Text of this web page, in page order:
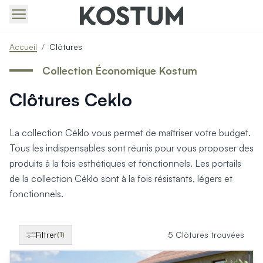
Produits > Portails > Portails contemporains
Produits > Portails > Portails traditionnels
Produits > Portails > Portails architectes
Produits > Portails > Portails avec décors
Produits > Portails > Portails économiques
Produits > Portails > Les ouvertures spéciales
Produits > Portillons > Tous nos portillons
Produits > Portillons > Portillons contemporains
Produits > Portillons > Portillons traditionnels
Produits > Portillons > Portillons architectes
Produits > Portillons > Ouvertures Spéciales
Produits > Clôtures > Toutes nos clôtures
Accueil / Clôtures
Clôtures Ceklo
Collection Économique Kostum
La collection Céklo vous permet de maîtriser votre budget.
Tous les indispensables sont réunis pour vous proposer des
produits à la fois esthétiques et fonctionnels. Les portails
de la collection Céklo sont à la fois résistants, légers et
fonctionnels.
Filtrer(1) 5 Clôtures trouvées